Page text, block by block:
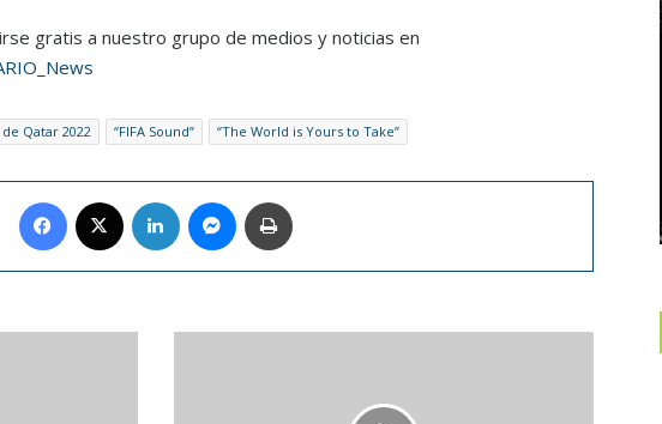
gratis a nuestro grupo de medios y noticias en
Qatar 2022 “FIFA Sound” “The World is Yours to Take”
Facebook LinkedIn Messenger